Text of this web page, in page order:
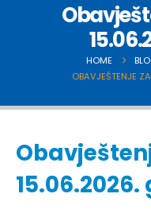
HOME
OBAVJEŠTENJE